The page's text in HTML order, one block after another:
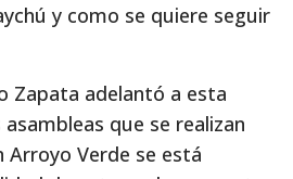
y como se quiere seguir
Zapata adelantó a esta
asambleas que se realizan
Arroyo Verde se está